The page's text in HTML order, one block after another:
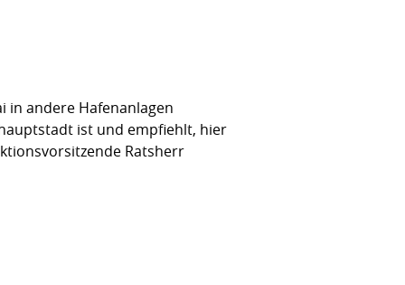
in andere Hafenanlagen
ist und empfiehlt, hier
Ratsherr